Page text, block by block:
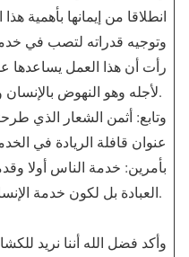
انطلاقا من إيمانها بأهمية
وتوجيه قدراته لتصب في
رأت أن هذا العمل يساعدها
لأجله وهو النهوض بالإنسان وتعزيز حضوره.
وتابع: أثمن الشعار الذي
عنوان قافلة الريادة في
بأمرين: خدمة الناس أولا
العبادة بل لكون خدمة الإنسان هي التعبير العملي عن العبادة.
وأكد فضل الله أننا نريد